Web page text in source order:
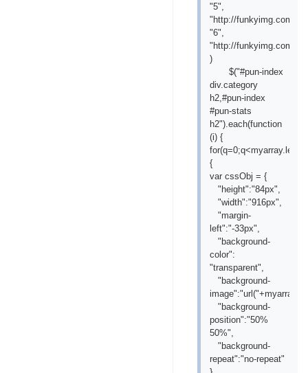
"5",
"http://funkyimg.com/i/
"6",
"http://funkyimg.com/i/
)
$("#pun-index
div.category
h2,#pun-index
#pun-stats
h2").each(function
(i) {
{
var cssObj = {
"height":"84px",
"width":"916px",
"margin-
left":"-33px",
"background-
color":
"transparent",
"background-
"background-
position":"50%
50%",
"background-
repeat":"no-repeat"